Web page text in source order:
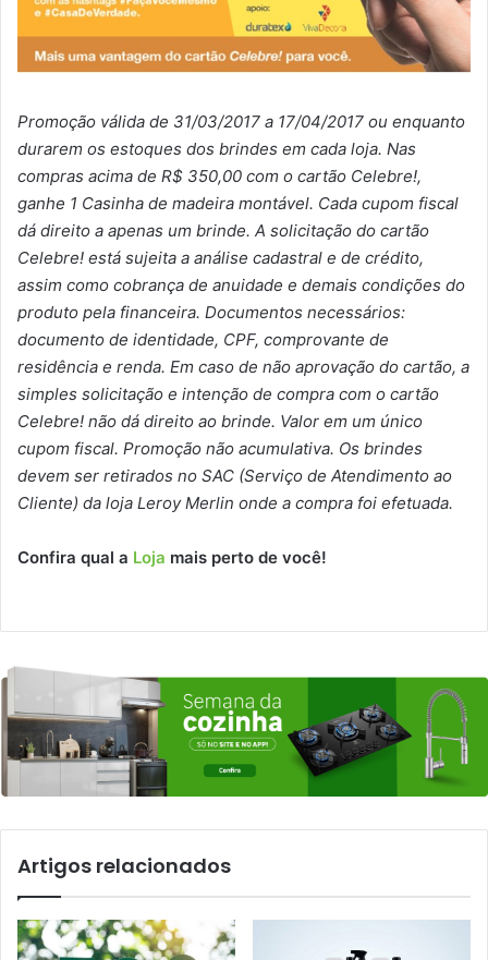
Promoção válida de 31/03/2017 a 17/04/2017 ou enquanto
durarem os estoques dos brindes em cada loja. Nas
compras acima de R$ 350,00 com o cartão Celebre!,
ganhe 1 Casinha de madeira montável. Cada cupom fiscal
dá direito a apenas um brinde. A solicitação do cartão
Celebre! está sujeita a análise cadastral e de crédito,
assim como cobrança de anuidade e demais condições do
produto pela financeira. Documentos necessários:
documento de identidade, CPF, comprovante de
residência e renda. Em caso de não aprovação do cartão, a
simples solicitação e intenção de compra com o cartão
Celebre! não dá direito ao brinde. Valor em um único
cupom fiscal. Promoção não acumulativa. Os brindes
devem ser retirados no SAC (Serviço de Atendimento ao
Cliente) da loja Leroy Merlin onde a compra foi efetuada.
Confira qual a Loja mais perto de você!
Artigos relacionados